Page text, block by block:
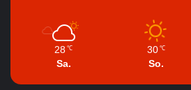
28 ℃
Sa.
30 ℃
So.